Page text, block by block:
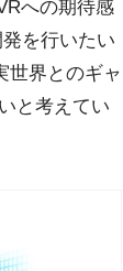
への期待感
を行いたい
世界とのギャ
と考えてい